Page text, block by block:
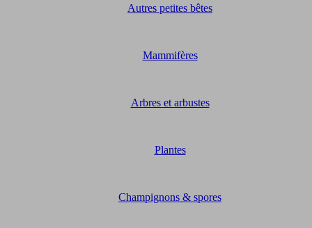
Autres petites bêtes
Mammifères
Arbres et arbustes
Plantes
Champignons & spores